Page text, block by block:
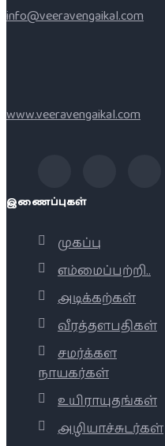
info@veeravengaikal.com
www.veeravengaikal.com
இணைப்புகள்
முகப்பு
எம்மைப்பற்றி..
அடிக்கற்கள்
வீரத்தளபதிகள்
சமர்க்கள
நாயகர்கள்
உயிராயுதங்கள்
அழியாச்சுடர்கள்